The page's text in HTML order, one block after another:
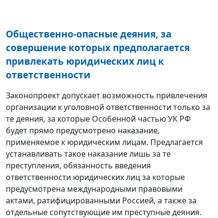
Общественно-опасные деяния, за
совершение которых предполагается
привлекать юридических лиц к
ответственности
Законопроект допускает возможность привлечения
организации к уголовной ответственности только за
те деяния, за которые Особенной частью УК РФ
будет прямо предусмотрено наказание,
применяемое к юридическим лицам. Предлагается
устанавливать такое наказание лишь за те
преступления, обязанность введения
ответственности юридических лиц за которые
предусмотрена международными правовыми
актами, ратифицированными Россией, а также за
отдельные сопутствующие им преступные деяния.